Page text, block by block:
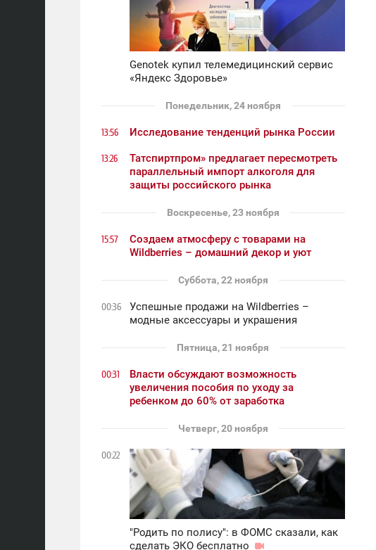
Genotek купил телемедицинский сервис
«Яндекс Здоровье»
Понедельник, 24 ноября
13:56 Исследование тенденций рынка России
13:26
Татспиртпром» предлагает пересмотреть
параллельный импорт алкоголя для
защиты российского рынка
Воскресенье, 23 ноября
15:57
Создаем атмосферу с товарами на
Wildberries – домашний декор и уют
Суббота, 22 ноября
00:36
Успешные продажи на Wildberries –
модные аксессуары и украшения
Пятница, 21 ноября
00:31
Власти обсуждают возможность
увеличения пособия по уходу за
ребенком до 60% от заработка
Четверг, 20 ноября
00:22
"Родить по полису": в ФОМС сказали, как
сделать ЭКО бесплатно